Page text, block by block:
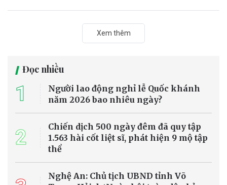
Xem thêm
Đọc nhiều
1
Người lao động nghỉ lễ Quốc khánh
năm 2026 bao nhiêu ngày?
2
Chiến dịch 500 ngày đêm đã quy tập
1.563 hài cốt liệt sĩ, phát hiện 9 mộ tập
thể
Nghệ An: Chủ tịch UBND tỉnh Võ